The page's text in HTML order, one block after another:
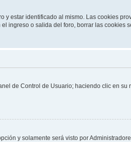
y estar identificado al mismo. Las cookies
ingreso o salida del foro, borrar las cookies
de Control de Usuario; haciendo clic en su
y solamente será visto por